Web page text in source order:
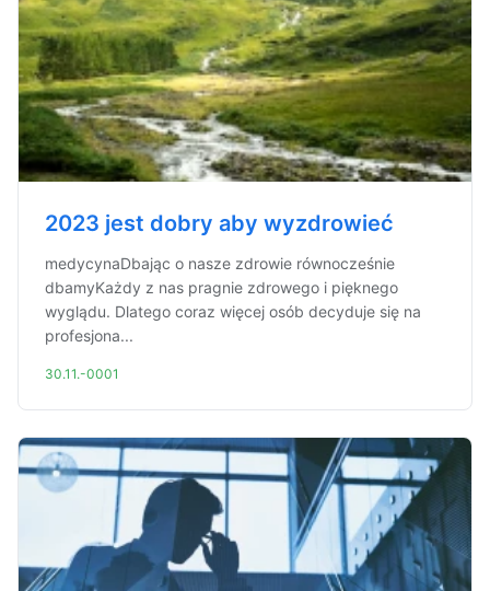
2023 jest dobry aby wyzdrowieć
medycynaDbając o nasze zdrowie równocześnie
dbamyKażdy z nas pragnie zdrowego i pięknego
wyglądu. Dlatego coraz więcej osób decyduje się na
profesjona...
30.11.-0001